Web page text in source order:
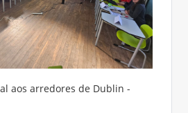
aos arredores de Dublin -